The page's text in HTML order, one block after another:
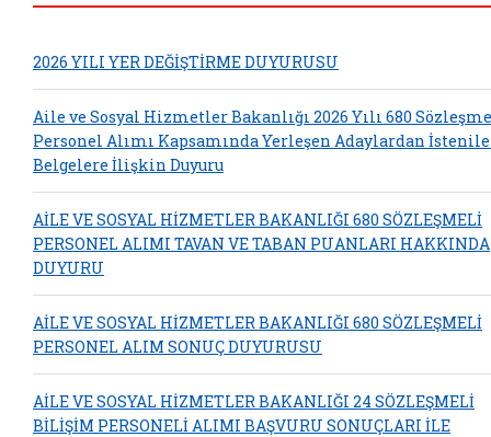
2026 YILI YER DEĞİŞTİRME DUYURUSU
Aile ve Sosyal Hizmetler Bakanlığı 2026 Yılı 680
Personel Alımı Kapsamında Yerleşen Adaylardan
Belgelere İlişkin Duyuru
AİLE VE SOSYAL HİZMETLER BAKANLIĞI 680 SÖZLEŞMELİ
PERSONEL ALIMI TAVAN VE TABAN PUANLARI HAKKINDA
DUYURU
AİLE VE SOSYAL HİZMETLER BAKANLIĞI 680 SÖZLEŞMELİ
PERSONEL ALIM SONUÇ DUYURUSU
AİLE VE SOSYAL HİZMETLER BAKANLIĞI 24 SÖZLEŞMELİ
BİLİŞİM PERSONELİ ALIMI BAŞVURU SONUÇLARI İLE